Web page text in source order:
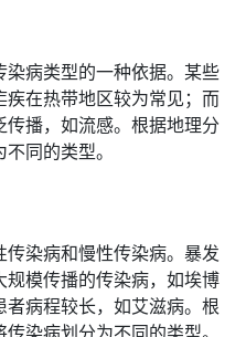
病类型的一种依据。某些
在热带地区较为常见；而
播，如流感。根据地理分
同的类型。
染病和慢性传染病。暴发
模传播的传染病，如埃博
病程较长，如艾滋病。根